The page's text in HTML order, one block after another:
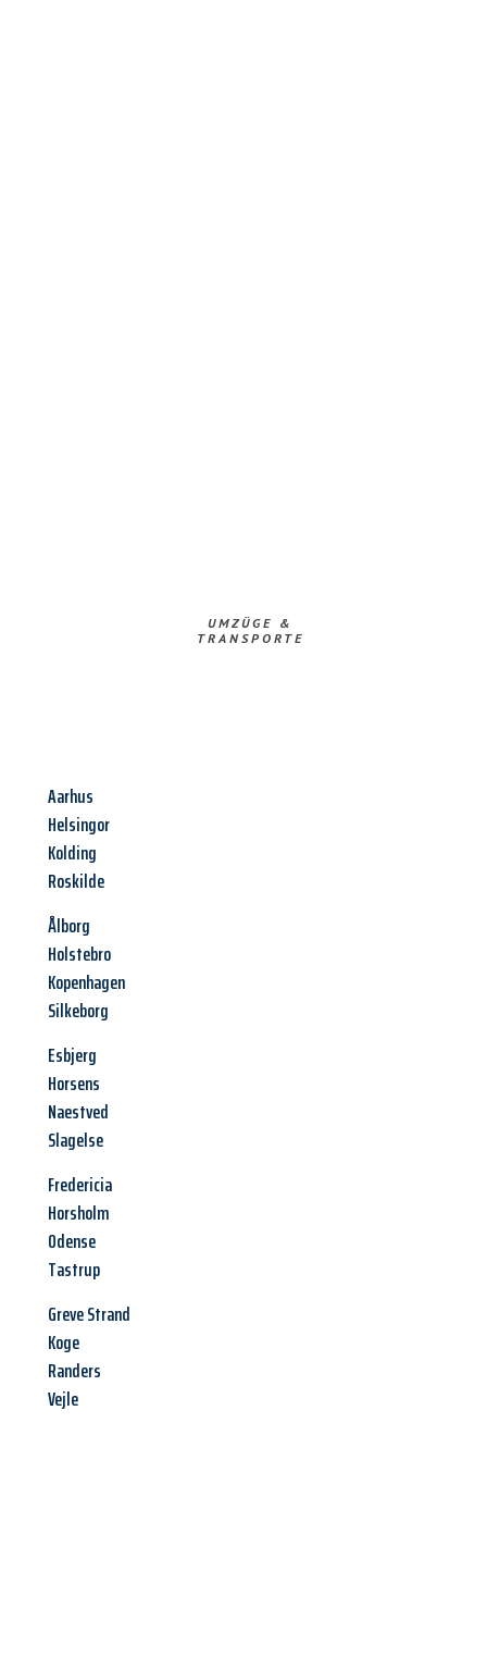
UMZÜGE &
TRANSPORTE
Aarhus
Helsingor
Kolding
Roskilde
Ålborg
Holstebro
Kopenhagen
Silkeborg
Esbjerg
Horsens
Naestved
Slagelse
Fredericia
Horsholm
Odense
Tastrup
Greve Strand
Koge
Randers
Vejle